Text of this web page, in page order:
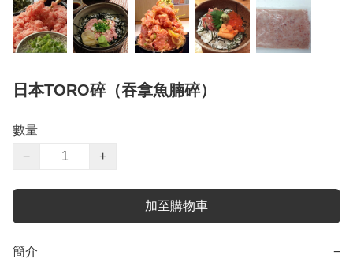
日本TORO碎（吞拿魚腩碎）
數量
−
+
加至購物車
簡介 −